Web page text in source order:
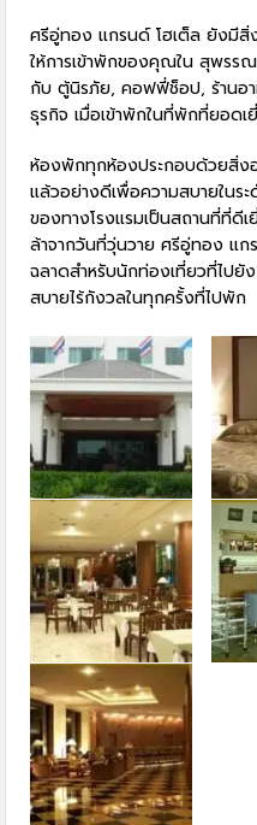
ศรีอู่ทอง แกรนด์ โฮเต็ล ยังมี
ให้การเข้าพักของคุณใน สุพรร
กับ ตู้นิรภัย, คอฟฟี่ช็อป, ร้านอ
ธุรกิจ เมื่อเข้าพักในที่พักที่ยอด
ห้องพักทุกห้องประกอบด้วยสิ่ง
แล้วอย่างดีเพื่อความสบายในร
ของทางโรงแรมเป็นสถานที่ที่ดี
ล้าจากวันที่วุ่นวาย ศรีอู่ทอง แ
ฉลาดสำหรับนักท่องเที่ยวที่ไป
สบายไร้กังวลในทุกครั้งที่ไปพัก